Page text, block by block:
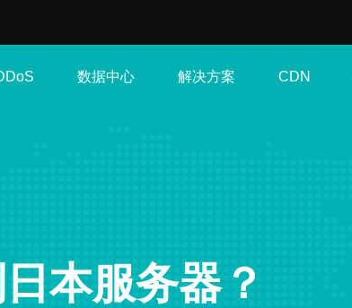
数据中心 解决方案 CDN
本服务器？